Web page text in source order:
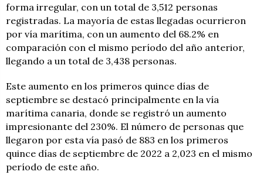
forma irregular, con un total de 3,512 personas
registradas. La mayoría de estas llegadas ocurrieron
por vía marítima, con un aumento del 68.2% en
comparación con el mismo período del año anterior,
llegando a un total de 3,438 personas.
Este aumento en los primeros quince días de
septiembre se destacó principalmente en la vía
marítima canaria, donde se registró un aumento
impresionante del 230%. El número de personas que
llegaron por esta vía pasó de 883 en los primeros
quince días de septiembre de 2022 a 2,023 en el mismo
período de este año.